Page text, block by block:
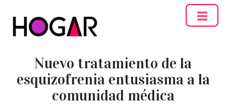
Nuevo tratamiento de la
esquizofrenia entusiasma a la
comunidad médica